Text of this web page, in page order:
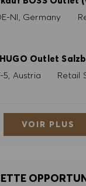
NI, Germany
Outlet
5, Austria
Retail
VOIR PLUS